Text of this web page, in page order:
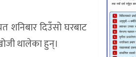
शनिबार दिउँसो घरबाट
थालेका हुन्।